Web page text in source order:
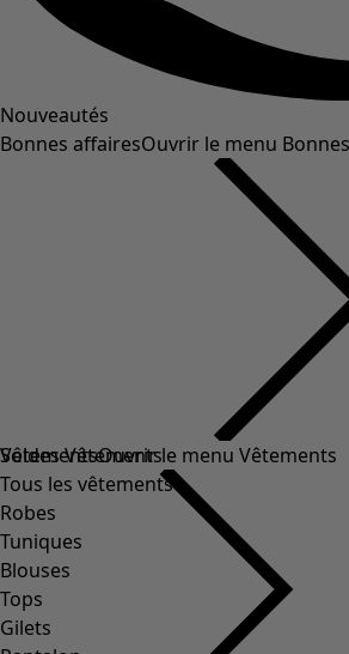
Nouveautés
Bonnes affairesOuvrir le menu
Soldes Vêtements
Tous les vêtements
Robes
Tuniques
Blouses
Tops
Gilets
VêtementsOuvrir le menu Vêtements